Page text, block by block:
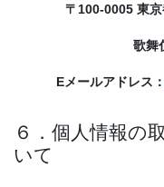
〒100-0005 東
歌舞
Eメールアドレス：
６．個人情報の
いて